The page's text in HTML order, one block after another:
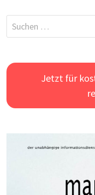
Suchen
nach:
Jetzt für